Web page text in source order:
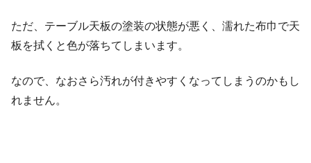
ただ、テーブル天板の塗装の状態が悪く、濡れた布巾で天
板を拭くと色が落ちてしまいます。
なので、なおさら汚れが付きやすくなってしまうのかもし
れません。